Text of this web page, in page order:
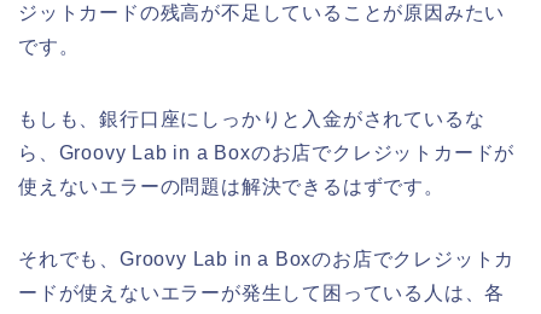
ジットカードの残高が不足していることが原因みたい
です。
もしも、銀行口座にしっかりと入金がされているな
ら、Groovy Lab in a Boxのお店でクレジットカードが
使えないエラーの問題は解決できるはずです。
それでも、Groovy Lab in a Boxのお店でクレジットカ
ードが使えないエラーが発生して困っている人は、各